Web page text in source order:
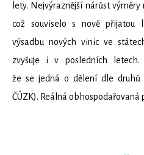
lety. Nejvýraznější nárůst
což souviselo s nově přijatou
výsadbu nových vinic ve
zvyšuje i v posledních
že se jedná o dělení dle
ČÚZK). Reálná obhospodařovaná